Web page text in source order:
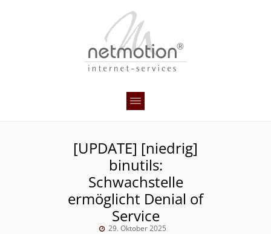
[UPDATE] [niedrig]
binutils:
Schwachstelle
ermöglicht Denial of
Service
29. Oktober 2025